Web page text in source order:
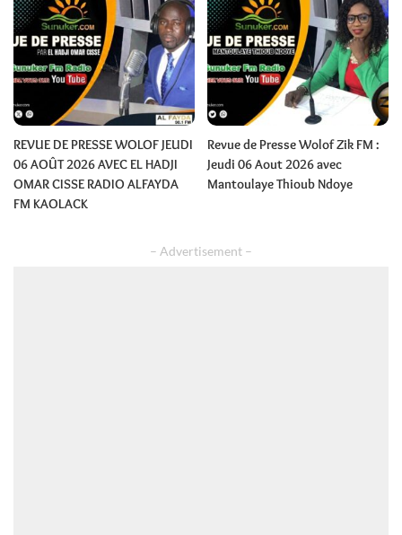
REVUE DE PRESSE WOLOF JEUDI
06 AOÛT 2026 AVEC EL HADJI
OMAR CISSE RADIO ALFAYDA
FM KAOLACK
Revue de Presse Wolof Zik FM :
Jeudi 06 Aout 2026 avec
Mantoulaye Thioub Ndoye
– Advertisement –